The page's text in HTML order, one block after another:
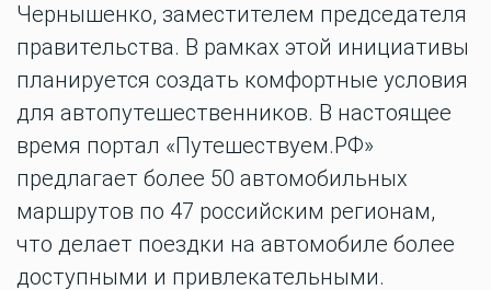
Чернышенко, заместителем председателя
правительства. В рамках этой инициативы
планируется создать комфортные условия
для автопутешественников. В настоящее
время портал «Путешествуем.РФ»
предлагает более 50 автомобильных
маршрутов по 47 российским регионам,
что делает поездки на автомобиле более
доступными и привлекательными.